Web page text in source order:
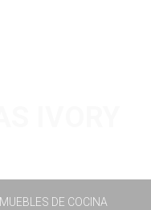
MUEBLES DE COCINA